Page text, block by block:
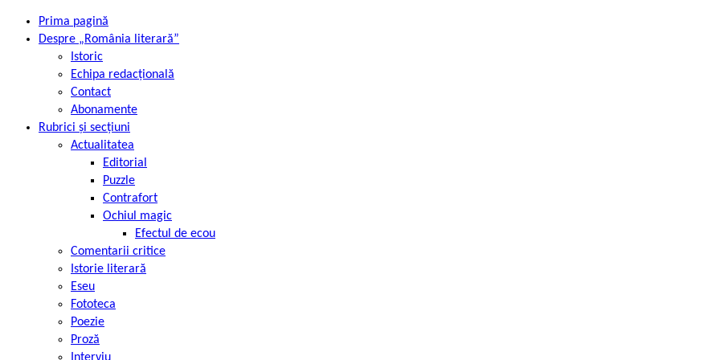
Prima pagină
Despre „România literară”
Istoric
Echipa redacțională
Contact
Abonamente
Rubrici și secțiuni
Actualitatea
Editorial
Puzzle
Contrafort
Ochiul magic
Efectul de ecou
Comentarii critice
Istorie literară
Eseu
Fototeca
Poezie
Proză